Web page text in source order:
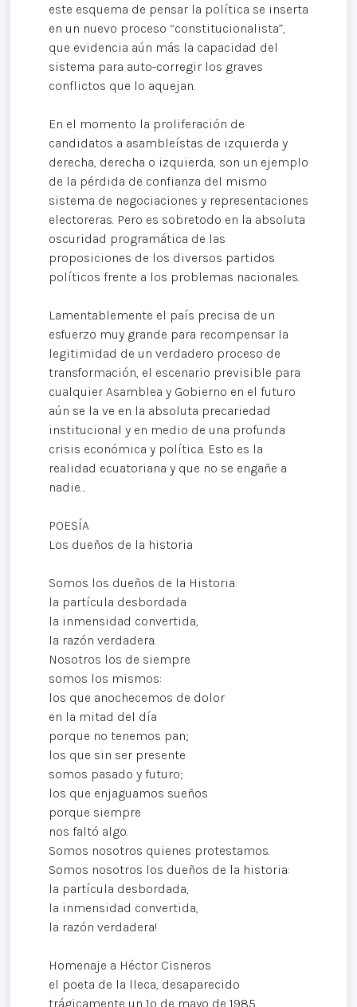
este esquema de pensar la política se inserta
en un nuevo proceso “constitucionalista”,
que evidencia aún más la capacidad del
sistema para auto-corregir los graves
conflictos que lo aquejan.
En el momento la proliferación de
candidatos a asambleístas de izquierda y
derecha, derecha o izquierda, son un ejemplo
de la pérdida de confianza del mismo
sistema de negociaciones y representaciones
electoreras. Pero es sobretodo en la absoluta
oscuridad programática de las
proposiciones de los diversos partidos
políticos frente a los problemas nacionales.
Lamentablemente el país precisa de un
esfuerzo muy grande para recompensar la
legitimidad de un verdadero proceso de
transformación, el escenario previsible para
cualquier Asamblea y Gobierno en el futuro
aún se la ve en la absoluta precariedad
institucional y en medio de una profunda
crisis económica y política. Esto es la
realidad ecuatoriana y que no se engañe a
nadie…
POESÍA
Los dueños de la historia
Somos los dueños de la Historia:
la partícula desbordada
la inmensidad convertida,
la razón verdadera.
Nosotros los de siempre
somos los mismos:
los que anochecemos de dolor
en la mitad del día
porque no tenemos pan;
los que sin ser presente
somos pasado y futuro;
los que enjaguamos sueños
porque siempre
nos faltó algo.
Somos nosotros quienes protestamos.
Somos nosotros los dueños de la historia:
la partícula desbordada,
la inmensidad convertida,
la razón verdadera!
Homenaje a Héctor Cisneros
el poeta de la lleca, desaparecido
trágicamente un 1º de mayo de 1985